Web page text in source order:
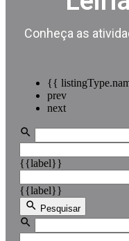
Conheça as
{{
prev
next
{{label}}
{{label}}
Pesquisar